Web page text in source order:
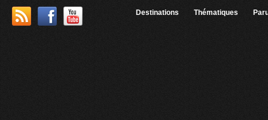
Destinations Thématiques